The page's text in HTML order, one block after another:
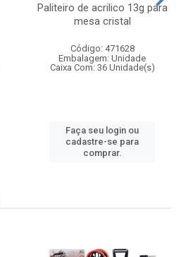
Paliteiro de acrilico 13g para
mesa cristal
Código: 471628
Embalagem: Unidade
Caixa Com: 36 Unidade(s)
Faça seu login ou
cadastre-se para
comprar.